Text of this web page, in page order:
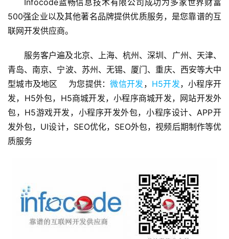
发
营
销
互
联
网
运
Infocode蓝畅信息技术有限公司成功为多家世界财富
500强企业以及其他著名品牌提供优质服务，是您靠谱的互
联网开发供应商。
服务客户遍及北京、上海、杭州、深圳、广州、天津、
青岛、南京、宁波、苏州、无锡、厦门、重庆、西安等大中
型城市及地区    为您提供：微信开发 ， H5开发，小程序开
发，H5外包，H5商城开发，小程序商城开发，网站开发外
包，H5游戏开发，小程序开发外包，小程序设计、APP开
发外包，UI设计，SEO优化，SEO外包，视频后期制作等优
质服务